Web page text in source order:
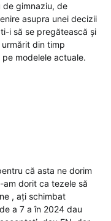
de gimnaziu, de
asupra unei decizii
i să se pregătească și
din timp
modelele actuale.
că asta ne dorim
dorit ca tezele să
, ați schimbat
a 7 a în 2024 dau